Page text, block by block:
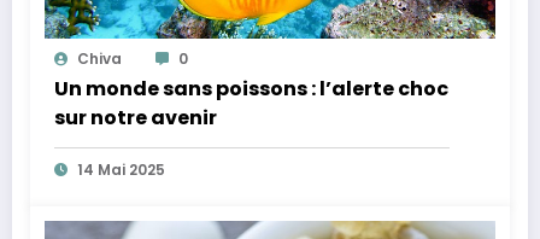
Chiva 0
Un monde sans poissons : l’alerte choc
sur notre avenir
14 Mai 2025